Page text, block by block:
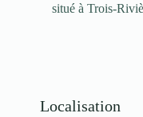
situé à Trois-
Localisation